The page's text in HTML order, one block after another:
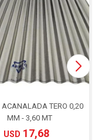
ACANALADA TERO 0,20
MM - 3,60 MT
USD 17,68